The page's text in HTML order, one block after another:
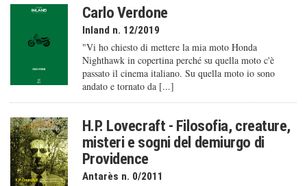
Carlo Verdone
Inland n. 12/2019
"Vi ho chiesto di mettere la mia moto Honda
Nighthawk in copertina perché su quella moto c'è
passato il cinema italiano. Su quella moto io sono
andato e tornato da [...]
H.P. Lovecraft - Filosofia, creature,
misteri e sogni del demiurgo di
Providence
Antarès n. 0/2011